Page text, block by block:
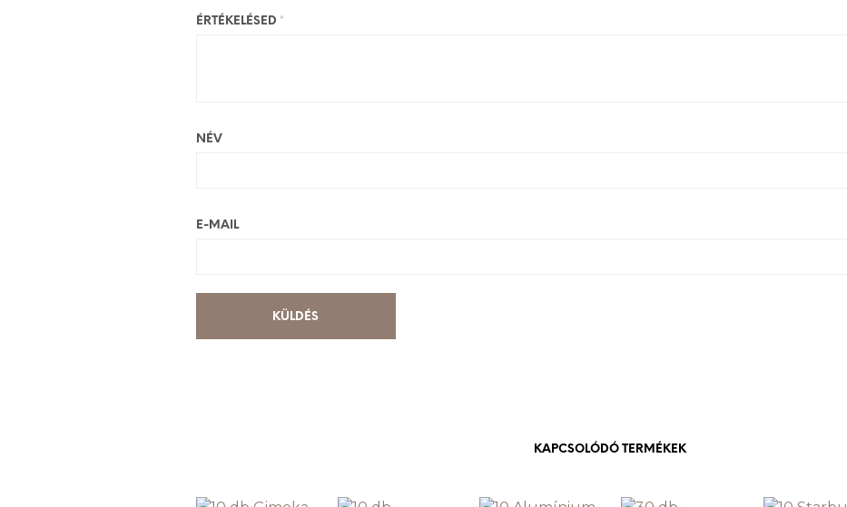
ÉRTÉKELÉSED *
NÉV
E-MAIL
KAPCSOLÓDÓ TERMÉKEK